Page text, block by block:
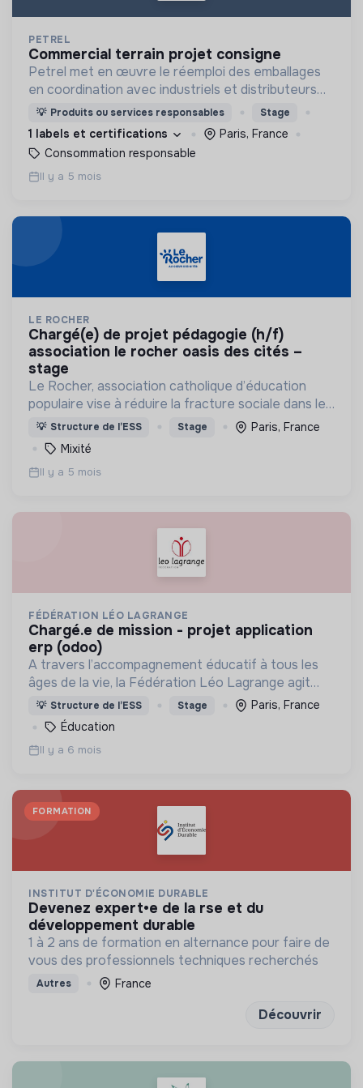
PETREL
commercial terrain projet consigne
Petrel met en œuvre le réemploi des emballages
en coordination avec industriels et distributeurs
dans une approche pragmatique et inter-opérable
pour en finir avec les emballages à usage unique.
💡 Produits ou services responsables Stage
1 labels et certifications
Paris, France
Consommation responsable
Il y a 5 mois
LE ROCHER
chargé(e) de projet pédagogie (h/f)
association le rocher oasis des cités –
stage
Le Rocher, association catholique d’éducation
populaire vise à réduire la fracture sociale dans les
quartiers en difficulté, notamment en venant vivre
au coeur du quartier et en créant des liens.
💡 Structure de l’ESS Stage
Paris, France
Mixité
Il y a 5 mois
FÉDÉRATION LÉO LAGRANGE
chargé.e de mission - projet application
erp (odoo)
A travers l’accompagnement éducatif à tous les
âges de la vie, la Fédération Léo Lagrange agit
pour l’émancipation de chacun et participe à la
construction de citoyens impliqués dans la société
civile
💡 Structure de l’ESS Stage
Paris, France
Éducation
Il y a 6 mois
FORMATION
INSTITUT D'ÉCONOMIE DURABLE
devenez expert•e de la rse et du
développement durable
1 à 2 ans de formation en alternance pour faire de
vous des professionnels techniques recherchés
Autres France
Découvrir